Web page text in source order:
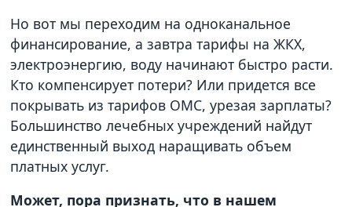
Но вот мы переходим на одноканальное
финансирование, а завтра тарифы на ЖКХ,
электроэнергию, воду начинают быстро расти.
Кто компенсирует потери? Или придется все
покрывать из тарифов ОМС, урезая зарплаты?
Большинство лечебных учреждений найдут
единственный выход наращивать объем
платных услуг.
Может, пора признать, что в нашем